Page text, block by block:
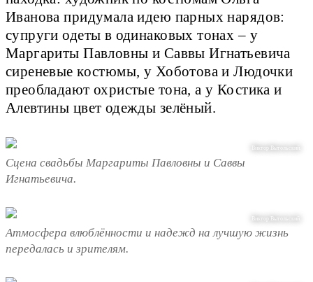
Иванова придумала идею парных нарядов:
супруги одеты в одинаковых тонах – у
Маргариты Павловны и Саввы Игнатьевича
сиреневые костюмы, у Хоботова и Людочки
преобладают охристые тона, а у Костика и
Алевтины цвет одежды зелёный.
Виктор Вытольский.
Сцена свадьбы Маргариты Павловны и Саввы
Игнатьевича.
Виктор Вытольский.
Атмосфера влюблённости и надежд на лучшую жизнь
передалась и зрителям.